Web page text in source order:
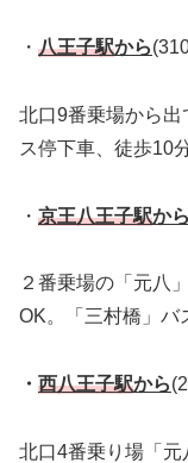
・ 八王子駅から
北口9番乗場から
ス停下車、徒歩10
・ 京王八王子駅から
２番乗場の「元八
OK。「三村橋」バ
・ 西八王子駅から
北口4番乗り場「